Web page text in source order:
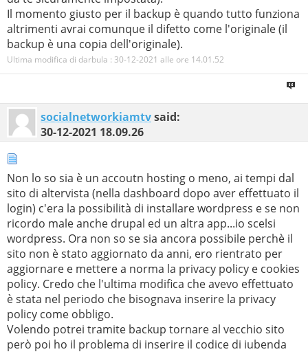
Il momento giusto per il backup è quando tutto funziona
altrimenti avrai comunque il difetto come l'originale (il
backup è una copia dell'originale).
Ultima modifica di darbula : 30-12-2021 alle ore 14.01.52
socialnetworkiamtvsaid:
30-12-2021 18.09.26
Non lo so sia è un accoutn hosting o meno, ai tempi dal
sito di altervista (nella dashboard dopo aver effettuato il
login) c'era la possibilità di installare wordpress e se non
ricordo male anche drupal ed un altra app...io scelsi
wordpress. Ora non so se sia ancora possibile perchè il
sito non è stato aggiornato da anni, ero rientrato per
aggiornare e mettere a norma la privacy policy e cookies
policy. Credo che l'ultima modifica che avevo effettuato
è stata nel periodo che bisognava inserire la privacy
policy come obbligo.
Volendo potrei tramite backup tornare al vecchio sito
però poi ho il problema di inserire il codice di iubenda